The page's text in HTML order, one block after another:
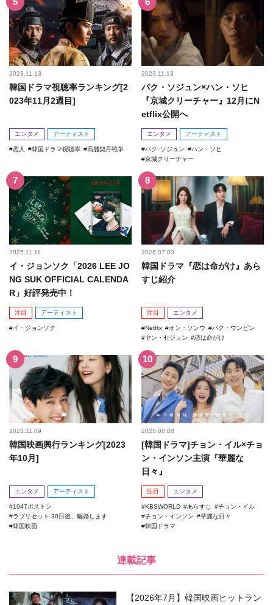
2023.11.13
韓国ドラマ視聴率ランキング[2
023年11月2週目]
エンタメ アーティスト
恋人 韓国ドラマ視聴率 高麗契丹戦争
2023.11.13
パク・ソジュン×ハン・ソヒ
『京城クリーチャー』12月にN
etflix公開へ
エンタメ アーティスト
パク･ソジュン
ハン・ソヒ
京城クリーチャー
2025.11.11
イ・ジョンソク「2026 LEE JO
NG SUK OFFICIAL CALENDA
R」好評発売中！
注目 アーティスト
イ・ジョンソク
2026.07.03
韓国ドラマ『恋は命がけ』あら
すじ紹介
注目 エンタメ
Netflix オン・ソンウ
パク・ウンビン
ヤン・セジョン
恋は命がけ
2023.11.09
韓国映画興行ランキング[2023
年10月]
エンタメ アーティスト
1947ボストン
ラブリセット 30日後、離婚します
韓国映画
2025.08.08
[韓国ドラマ]チョン・イル×チョ
ン・インソン主演『華麗な
日々』
注目 エンタメ
KBSWORLD あらすじ
チョン・イル
チョン・インソン
華麗な日々
韓国ドラマ
連載記事
【2026年7月】韓国映画ヒットラン